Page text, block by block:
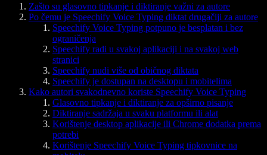
Zašto su glasovno tipkanje i diktiranje važni za autore
Po čemu je Speechify Voice Typing diktat drugačiji za autore
Speechify Voice Typing potpuno je besplatan i bez
ograničenja
Speechify radi u svakoj aplikaciji i na svakoj web
stranici
Speechify nudi više od običnog diktata
Speechify je dostupan na desktopu i mobitelima
Kako autori svakodnevno koriste Speechify Voice Typing
Glasovno tipkanje i diktiranje za opširno pisanje
Diktiranje sadržaja u svaku platformu ili alat
Korištenje desktop aplikacije ili Chrome dodatka prema
potrebi
Korištenje Speechify Voice Typing tipkovnice na